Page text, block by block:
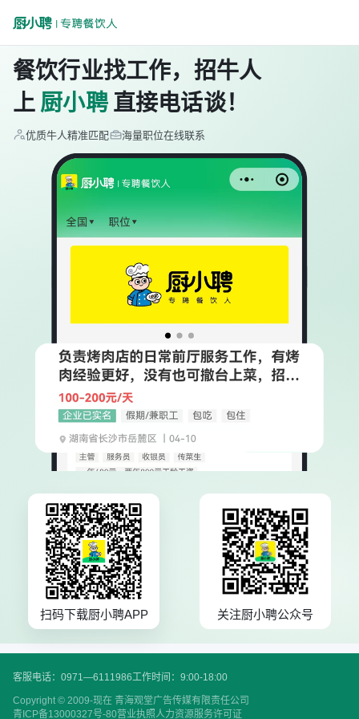
餐饮行业找工作，招牛人
上 厨小聘 直接电话谈！
优质牛人精准匹配 海量职位在线联系
扫码下载厨小聘APP 关注厨小聘公众号
客服电话：0971—6111986工作时间：9:00-18:00
Copyright © 2009-现在 青海观堂广告传媒有限责任公司
青ICP备13000327号-80营业执照人力资源服务许可证